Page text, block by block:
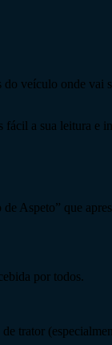
do veículo onde vai
a sua leitura e
Aspeto” que
por todos.
trator